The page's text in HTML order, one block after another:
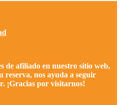
de afiliado en nuestro sitio web,
reserva, nos ayuda a seguir
¡Gracias por visitarnos!